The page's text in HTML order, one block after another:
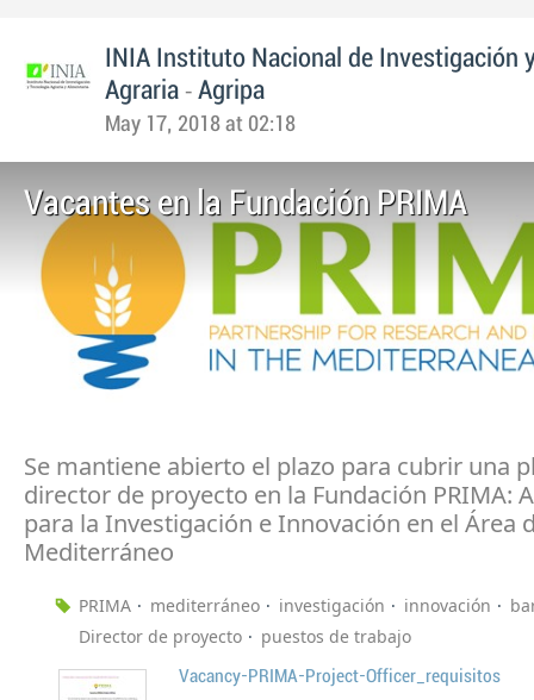
INIA Instituto Nacional de Investigación
Agraria - Agripa
May 17, 2018 at 02:18
Vacantes en la Fundación PRIMA
Se mantiene abierto el plazo para cubrir una
director de proyecto en la Fundación PRIMA:
para la Investigación e Innovación en el Área
Mediterráneo
PRIMA mediterráneo investigación innovación
Director de proyecto
puestos de trabajo
Vacancy-PRIMA-Project-Officer_requisitos